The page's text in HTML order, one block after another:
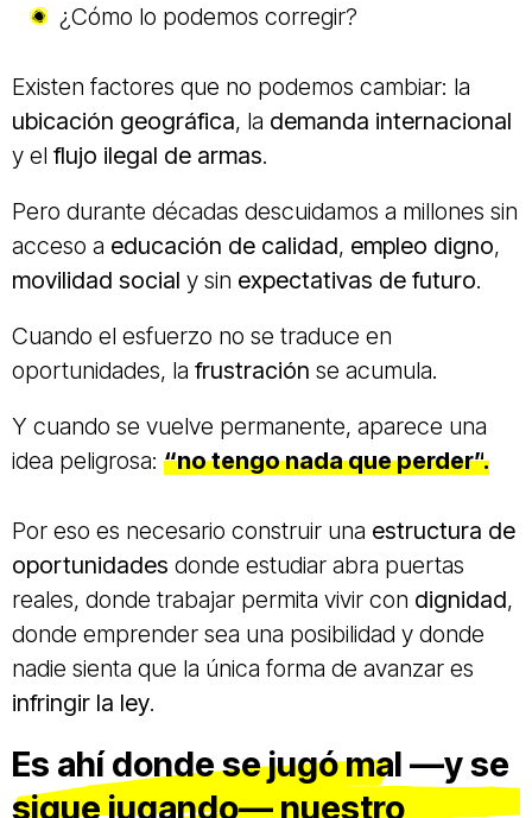
¿Cómo lo podemos corregir?
Existen factores que no podemos cambiar: la
ubicación geográfica, la demanda internacional
y el flujo ilegal de armas.
Pero durante décadas descuidamos a millones sin
acceso a educación de calidad, empleo digno,
movilidad social y sin expectativas de futuro.
Cuando el esfuerzo no se traduce en
oportunidades, la frustración se acumula.
Y cuando se vuelve permanente, aparece una
idea peligrosa: “no tengo nada que perder”.
Por eso es necesario construir una estructura de
oportunidades donde estudiar abra puertas
reales, donde trabajar permita vivir con dignidad,
donde emprender sea una posibilidad y donde
nadie sienta que la única forma de avanzar es
infringir la ley.
Es ahí donde se jugó mal —y se
sigue jugando— nuestro